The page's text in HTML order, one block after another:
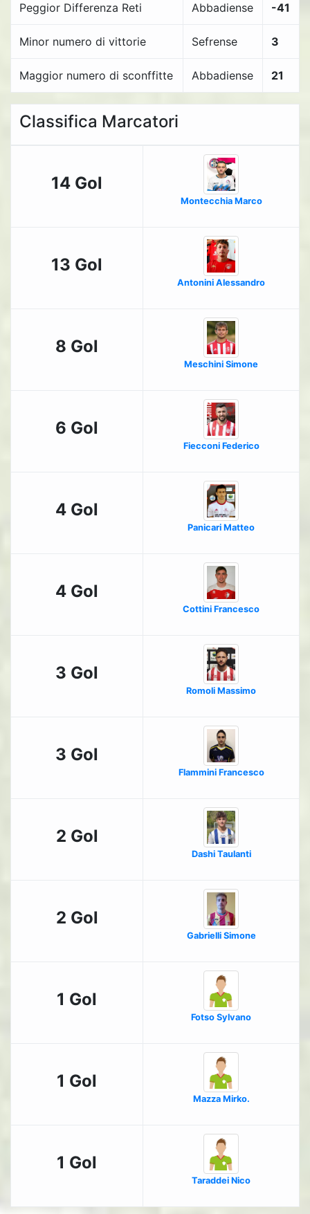
Peggior Differenza Reti Abbadiense -41
Minor numero di vittorie Sefrense 3
Maggior numero di sconffitte Abbadiense 21
Classifica Marcatori
14 Gol
Montecchia Marco
13 Gol
Antonini Alessandro
8 Gol
Meschini Simone
6 Gol
Fiecconi Federico
4 Gol
Panicari Matteo
4 Gol
Cottini Francesco
3 Gol
Romoli Massimo
3 Gol
Flammini Francesco
2 Gol
Dashi Taulanti
2 Gol
Gabrielli Simone
1 Gol
Fotso Sylvano
1 Gol
Mazza Mirko.
1 Gol
Taraddei Nico